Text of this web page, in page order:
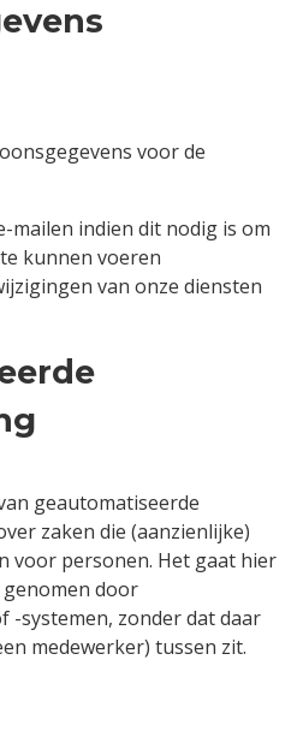
voor de
mailen indien dit nodig is om
kunnen voeren
van onze diensten
geautomatiseerde
zaken die (aanzienlijke)
voor personen. Het gaat hier
door
-systemen, zonder dat daar
medewerker) tussen zit.